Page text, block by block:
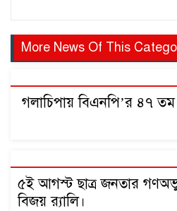
More News Of This
গলাচিপায় বিএনপি’র ৪৭ তম
৫ই আগস্ট ছাত্র জনতার
বিজয় র‍্যালি।